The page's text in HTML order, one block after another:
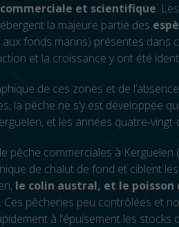
et scientifique.
la majeure partie des
aux fonds marins) présentes dans
et la croissance y ont été
de ces zones et de
la pêche ne s’y est développée
et les années quatre-
pêche commerciales à
de chalut de fond et ciblent
le colin austral, et le poisson
Ces pêcheries peu contrôlées et
à l’épuisement les stocks